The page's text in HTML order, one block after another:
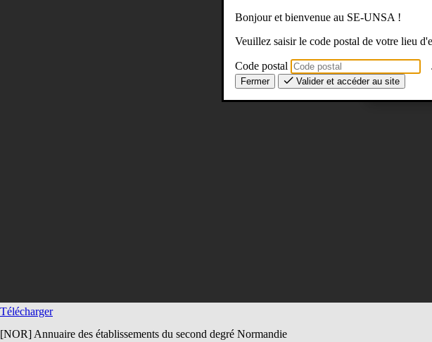
Télécharger
[NOR] Annuaire des établissements du second degré Normandie
Bonjour et bienvenue au SE-UNSA !
Veuillez saisir le code postal de votre lieu
Code postal
Fermer Valider et accéder au site